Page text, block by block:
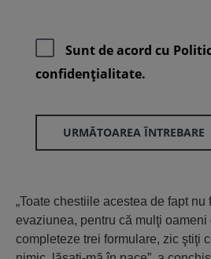
Sunt de acord cu
confidenţialitate.
URMĂTOAREA ÎNTREBARE
„Toate chestiile acestea de fapt
evaziunea, pentru că mulţi oameni
completeze trei formulare, zic ştiţi